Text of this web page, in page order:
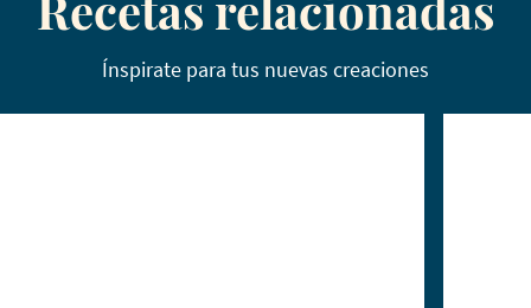
Ínspirate para tus nuevas creaciones